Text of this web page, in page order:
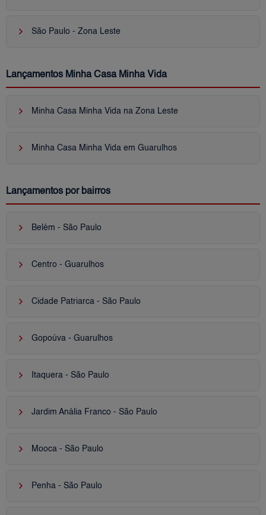
keyboard_arrow_right São Paulo - Zona Leste
Lançamentos Minha Casa Minha Vida
keyboard_arrow_right Minha Casa Minha Vida na Zona Leste
keyboard_arrow_right Minha Casa Minha Vida em Guarulhos
Lançamentos por bairros
keyboard_arrow_right Belém - São Paulo
keyboard_arrow_right Centro - Guarulhos
keyboard_arrow_right Cidade Patriarca - São Paulo
keyboard_arrow_right Gopoúva - Guarulhos
keyboard_arrow_right Itaquera - São Paulo
keyboard_arrow_right Jardim Anália Franco - São Paulo
keyboard_arrow_right Mooca - São Paulo
keyboard_arrow_right Penha - São Paulo